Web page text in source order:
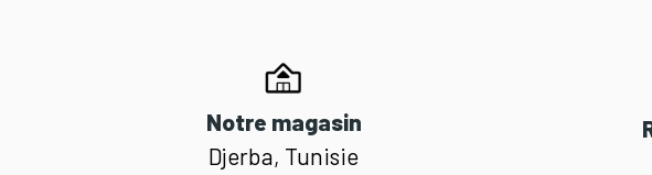
Notre magasin
Djerba, Tunisie